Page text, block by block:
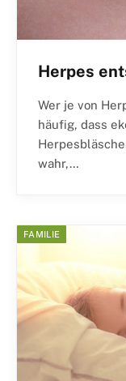
Herpes
Wer je von
häufig, dass
wahr,…
FAMILIE